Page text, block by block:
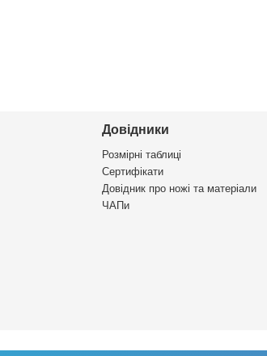
Довідники
Розмірні таблиці
Сертифікати
Довідник про ножі та матеріали
ЧАПи